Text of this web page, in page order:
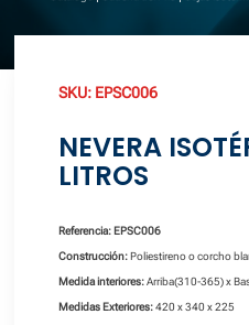
SKU: EPSC006
NEVERA
LITROS
Referencia: EPSC006
Construcción:Poliestireno o corcho
Medida interiores:Arriba(310-365) x
Medidas Exteriores:420 x 340 x 225